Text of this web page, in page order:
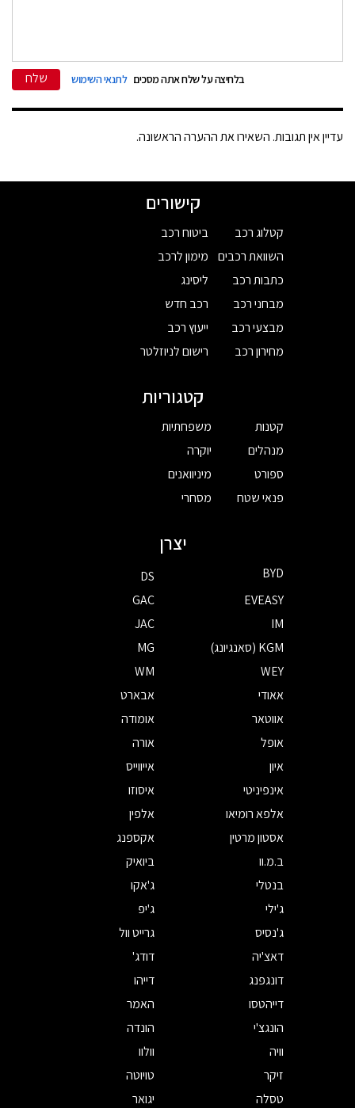
בלחיצה על שלח אתה מסכים לתנאי השימוש שלח
עדיין אין תגובות. השאירו את ההערה הראשונה.
קישורים
קטלוג רכב
השוואת רכבים
כתבות רכב
מבחני רכב
מבצעי רכב
מחירון רכב
ביטוח רכב
מימון לרכב
ליסינג
רכב חדש
ייעוץ רכב
רישום לניוזלטר
קטגוריות
קטנות
מנהלים
ספורט
פנאי שטח
משפחתיות
יוקרה
מיניוואנים
מסחרי
יצרן
BYD
DS
EVEASY
GAC
IM
JAC
KGM (סאנגיונג)
MG
WEY
WM
אאודי
אבארט
אווטאר
אומודה
אופל
אורה
איון
אייווייס
אינפיניטי
איסוזו
אלפא רומיאו
אלפין
אסטון מרטין
אקספנג
ב.מ.וו
ביואיק
בנטלי
ג'אקו
ג'ילי
ג'יפ
ג'נסיס
גרייט וול
דאצ'יה
דודג'
דונגפנג
דייהו
דייהטסו
האמר
הונגצ'י
הונדה
וויה
וולוו
זיקר
טויוטה
טסלה
יגואר